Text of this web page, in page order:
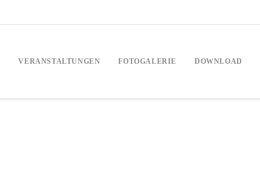
VERANSTALTUNGEN FOTOGALERIE DOWNLOAD